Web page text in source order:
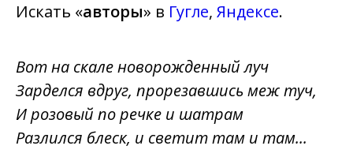
Искать «авторы» в Гугле, Яндексе.
Вот на скале новорожденный луч
Зарделся вдруг, прорезавшись меж туч,
И розовый по речке и шатрам
Разлился блеск, и светит там и там...